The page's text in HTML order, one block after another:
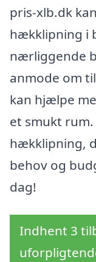
pris-xlb.dk
hækklipning i
nærliggende
anmode om
kan hjælpe
et smukt
hækklipning,
behov og
dag!
Indhent 3